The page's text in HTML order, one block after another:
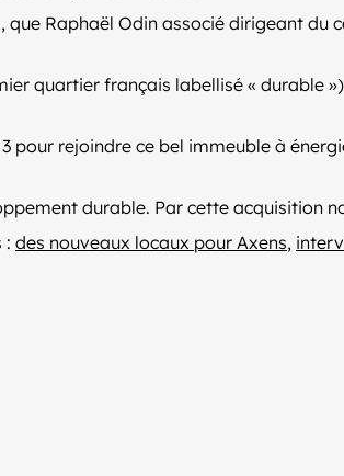
que Raphaël Odin associé dirigeant du
quartier français labellisé « durable
rejoindre ce bel immeuble à
durable. Par cette acquisition
: des nouveaux locaux pour Axens,